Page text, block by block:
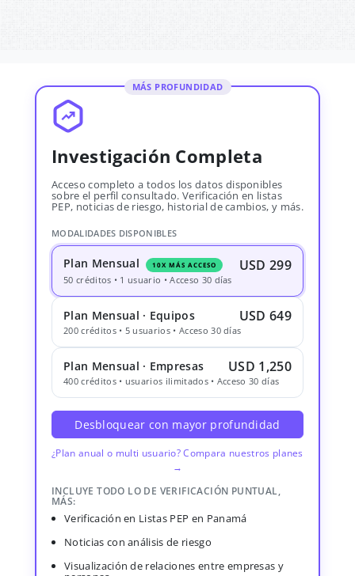
MÁS PROFUNDIDAD
Investigación Completa
Acceso completo a todos los datos disponibles
sobre el perfil consultado. Verificación en listas
PEP, noticias de riesgo, historial de cambios, y más.
MODALIDADES DISPONIBLES
Plan Mensual 10X MÁS ACCESO USD 299
50 créditos • 1 usuario • Acceso 30 días
Plan Mensual · Equipos USD 649
200 créditos • 5 usuarios • Acceso 30 días
Plan Mensual · Empresas USD 1,250
400 créditos • usuarios ilimitados • Acceso 30 días
Desbloquear con mayor profundidad
¿Plan anual o multi usuario? Compara nuestros planes
→
INCLUYE TODO LO DE VERIFICACIÓN PUNTUAL,
MÁS:
Verificación en Listas PEP en Panamá
Noticias con análisis de riesgo
Visualización de relaciones entre empresas y